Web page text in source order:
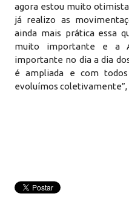
agora estou muito
já realizo as
ainda mais prática essa
muito importante e a
importante no dia a dia
é ampliada e com
evoluímos coletivamente”,